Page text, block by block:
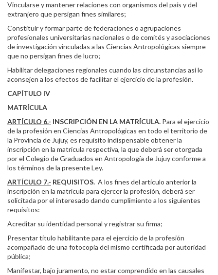
Vincularse y mantener relaciones con organismos del país y del
extranjero que persigan fines similares;
Constituir y formar parte de federaciones o agrupaciones
profesionales universitarias nacionales o de comités y asociaciones
de investigación vinculadas a las Ciencias Antropológicas siempre
que no persigan fines de lucro;
Habilitar delegaciones regionales cuando las circunstancias así lo
aconsejen a los efectos de facilitar el ejercicio de la profesión.
CAPÍTULO IV
MATRÍCULA
ARTÍCULO 6.- INSCRIPCIÓN EN LA MATRÍCULA. Para el ejercicio
de la profesión en Ciencias Antropológicas en todo el territorio de
la Provincia de Jujuy, es requisito indispensable obtener la
inscripción en la matrícula respectiva, la que deberá ser otorgada
por el Colegio de Graduados en Antropología de Jujuy conforme a
los términos de la presente Ley.
ARTÍCULO 7.- REQUISITOS. A los fines del artículo anterior la
inscripción en la matrícula para ejercer la profesión, deberá ser
solicitada por el interesado dando cumplimiento a los siguientes
requisitos:
Acreditar su identidad personal y registrar su firma;
Presentar título habilitante para el ejercicio de la profesión
acompañado de una fotocopia del mismo certificada por autoridad
pública;
Manifestar, bajo juramento, no estar comprendido en las causales